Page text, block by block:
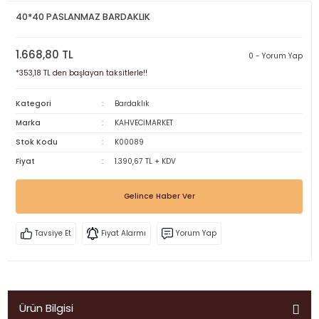
40*40 PASLANMAZ BARDAKLIK
1.668,80 TL
0 - Yorum Yap
*353,18 TL den başlayan taksitlerle!!
Kategori
Bardaklık
Marka
KAHVECİMARKET
Stok Kodu
K00089
Fiyat
1.390,67 TL + KDV
Gelince Haber Ver
Tavsiye Et Fiyat Alarmı Yorum Yap
Ürün Bilgisi